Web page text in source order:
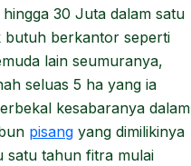
30 Juta dalam satu
butuh berkantor seperti
lain seumuranya,
seluas 5 ha yang ia
kesabaranya dalam
pisang yang dimilikinya
satu tahun fitra mulai